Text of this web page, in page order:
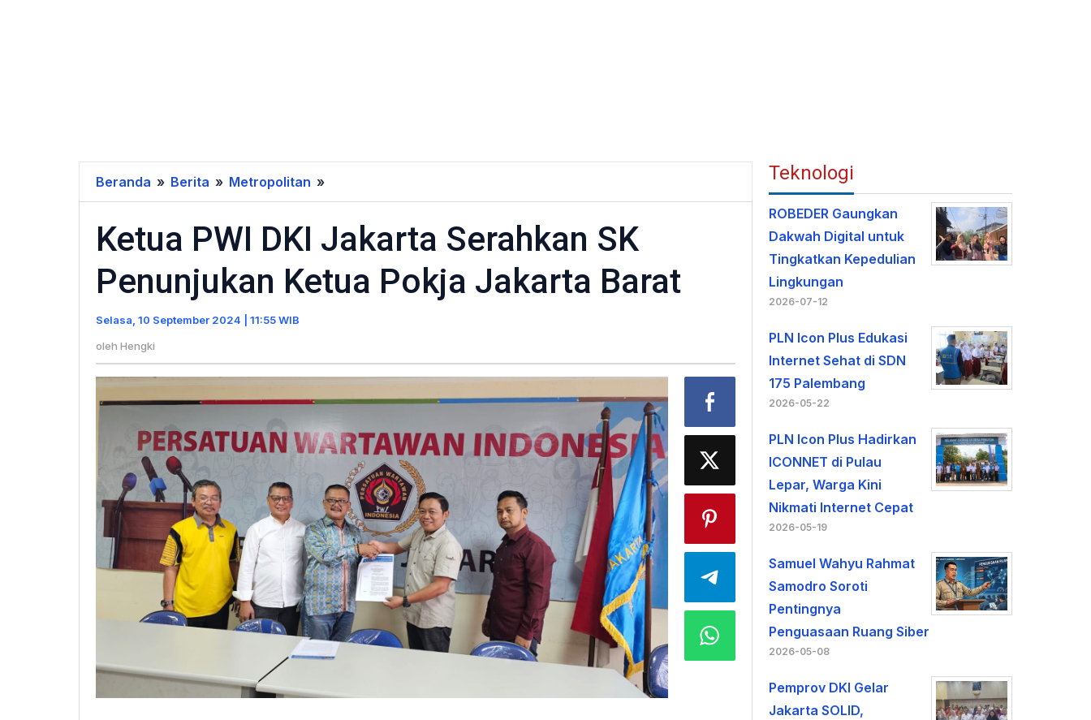
Beranda » Berita » Metropolitan »
PWI
DKI
Jakarta
Serahkan
SK
Pokja
Jakarta
Barat
Ketua PWI DKI Jakarta Serahkan SK
Penunjukan Ketua Pokja Jakarta Barat
Selasa, 10 September 2024 | 11:55 WIB
oleh Hengki
Teknologi
ROBEDER Gaungkan
Dakwah Digital untuk
Tingkatkan Kepedulian
Lingkungan
2026-07-12
PLN Icon Plus Edukasi
Internet Sehat di SDN
175 Palembang
2026-05-22
PLN Icon Plus Hadirkan
ICONNET di Pulau
Lepar, Warga Kini
Nikmati Internet Cepat
2026-05-19
Samuel Wahyu Rahmat
Samodro Soroti
Pentingnya
Penguasaan Ruang Siber
2026-05-08
Pemprov DKI Gelar
Jakarta SOLID,